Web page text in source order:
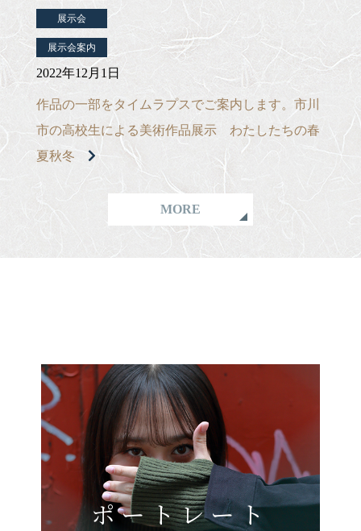
展示会
展示会案内
2022年12月1日
作品の一部をタイムラプスでご案内します。市川
市の高校生による美術作品展示 わたしたちの春
夏秋冬
MORE
ポートレート